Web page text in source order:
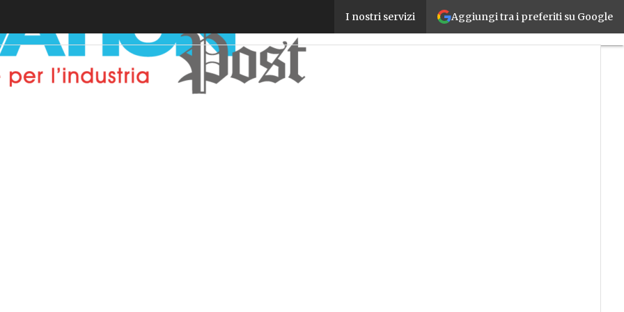
Aggiungi tra i preferiti su Google
I nostri servizi
La tecnologia Cisco rende più sicuri i PLC di Omron